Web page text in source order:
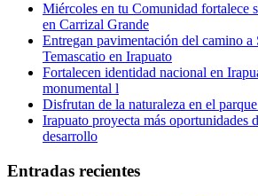
Miércoles en tu Comunidad fortalece
en Carrizal Grande
Entregan pavimentación del camino a
Temascatio en Irapuato
Fortalecen identidad nacional en
monumental l
Disfrutan de la naturaleza en el
Irapuato proyecta más oportunidades
desarrollo
Entradas recientes